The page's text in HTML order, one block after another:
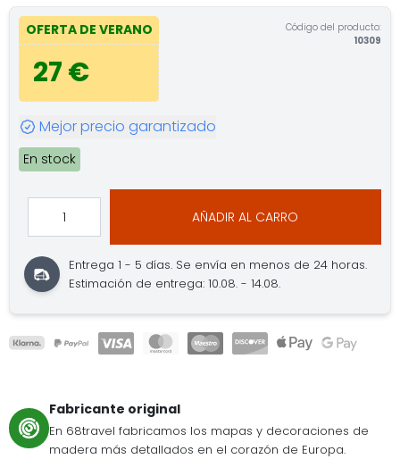
OFERTA DE VERANO
27 €
Código del producto:
10309
Mejor precio garantizado
En stock
AÑADIR AL CARRO
Entrega 1 - 5 días. Se envía en menos de 24 horas.
Estimación de entrega: 10.08. - 14.08.
Fabricante original
En 68travel fabricamos los mapas y decoraciones de
madera más detallados en el corazón de Europa.